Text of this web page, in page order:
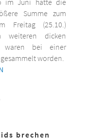
Summe zum
Freitag (25.10.)
weiteren dicken
waren bei einer
worden.
brechen